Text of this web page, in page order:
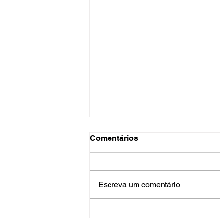
Comentários
Escreva um comentário